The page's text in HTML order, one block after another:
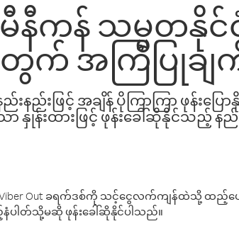
နီကန် သမ္မတနိုင်
က် အကြံပြုချက်
ည်းဖြင့် အချိန် ပိုကြာကြာ ဖုန်းပ
နှုန်းထားဖြင့် ဖုန်းခေါ်ဆိုနိုင်သည့် န
Out ခရက်ဒစ်ကို သင့်ငွေလက်ကျန်ထဲသို့ ထည့်ပေ
နံပါတ်သို့မဆို ဖုန်းခေါ်ဆိုနိုင်ပါသည်။